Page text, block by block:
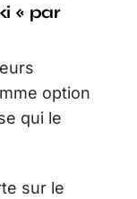
« par
option
qui le
sur le